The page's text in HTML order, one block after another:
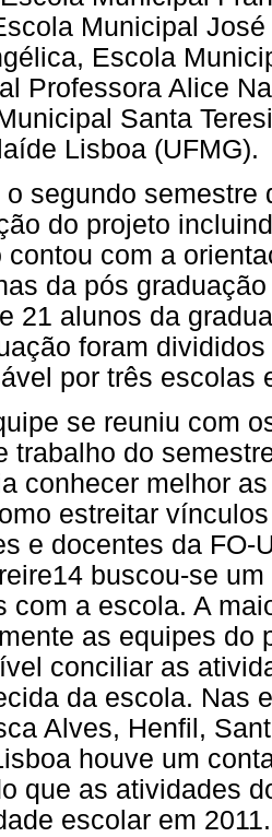
Municipal
Escola
Professora Alice
Santa
Lisboa (UFMG).
o segundo
do projeto
contou com a
da pós
21 alunos da
foram
por três escolas
se reuniu com
trabalho do
conhecer melhor
estreitar
e docentes da FO-
buscou-se
com a escola. A
as equipes do
conciliar as
da escola. Nas
Alves, Henfil,
houve um
que as atividades
escolar em 2011.